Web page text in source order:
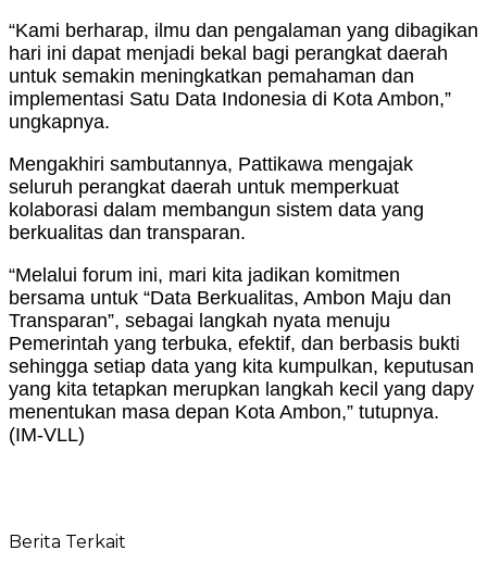
“Kami berharap, ilmu dan pengalaman yang dibagikan
hari ini dapat menjadi bekal bagi perangkat daerah
untuk semakin meningkatkan pemahaman dan
implementasi Satu Data Indonesia di Kota Ambon,”
ungkapnya.
Mengakhiri sambutannya, Pattikawa mengajak
seluruh perangkat daerah untuk memperkuat
kolaborasi dalam membangun sistem data yang
berkualitas dan transparan.
“Melalui forum ini, mari kita jadikan komitmen
bersama untuk “Data Berkualitas, Ambon Maju dan
Transparan”, sebagai langkah nyata menuju
Pemerintah yang terbuka, efektif, dan berbasis bukti
sehingga setiap data yang kita kumpulkan, keputusan
yang kita tetapkan merupkan langkah kecil yang dapy
menentukan masa depan Kota Ambon,” tutupnya.
(IM-VLL)
Berita Terkait